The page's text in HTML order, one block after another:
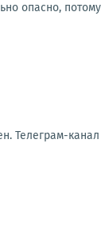
опасно, потому
Телеграм-канал